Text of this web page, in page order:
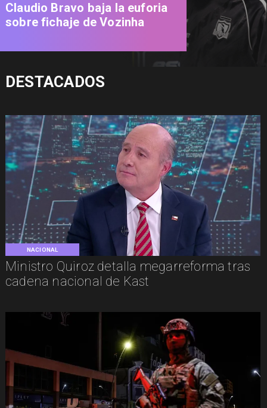
NACIONAL
Ministro Quiroz detalla megarreforma tras
cadena nacional de Kast
Claudio Bravo baja la euforia
sobre fichaje de Vozinha
DESTACADOS